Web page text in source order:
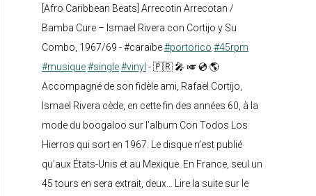
[Afro Caribbean Beats] Arrecotin Arrecotan /
Bamba Cure – Ismael Rivera con Cortijo y Su
Combo, 1967/69 - #caraïbe#portorico #45rpm
#musique#single#vinyl - 🇵🇷 🎤 🎺 💿 🌎
Accompagné de son fidèle ami, Rafael Cortijo,
Ismael Rivera cède, en cette fin des années 60, à la
mode du boogaloo sur l’album Con Todos Los
Hierros qui sort en 1967. Le disque n’est publié
qu’aux États-Unis et au Mexique. En France, seul un
45 tours en sera extrait, deux... Lire la suite sur le